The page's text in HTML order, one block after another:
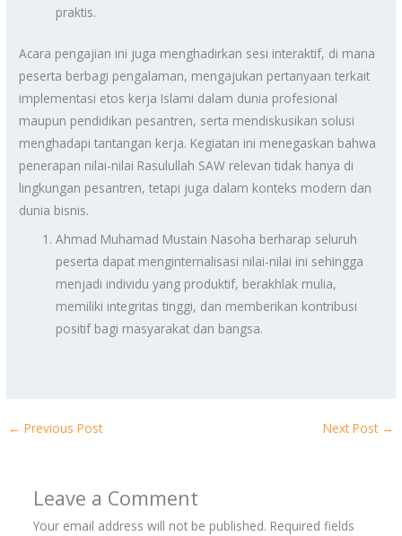
praktis.
Acara pengajian ini juga menghadirkan sesi interaktif, di mana
peserta berbagi pengalaman, mengajukan pertanyaan terkait
implementasi etos kerja Islami dalam dunia profesional
maupun pendidikan pesantren, serta mendiskusikan solusi
menghadapi tantangan kerja. Kegiatan ini menegaskan bahwa
penerapan nilai-nilai Rasulullah SAW relevan tidak hanya di
lingkungan pesantren, tetapi juga dalam konteks modern dan
dunia bisnis.
Ahmad Muhamad Mustain Nasoha berharap seluruh
peserta dapat menginternalisasi nilai-nilai ini sehingga
menjadi individu yang produktif, berakhlak mulia,
memiliki integritas tinggi, dan memberikan kontribusi
positif bagi masyarakat dan bangsa.
← Previous Post Next Post →
Leave a Comment
Your email address will not be published. Required fields